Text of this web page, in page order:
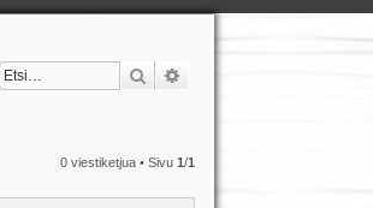
Etsi
0 viestiketjua • Sivu1/1